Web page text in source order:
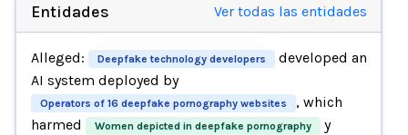
Entidades Ver todas las entidades
Alleged: Deepfake technology developers
developed an
AI system deployed by
Operators of 16 deepfake pornography websites
, which
harmed
Women depicted in deepfake pornography y